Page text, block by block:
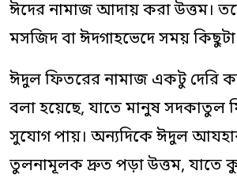
ঈদের নামাজ আদায় করা উত্তম।
মসজিদ বা ঈদগাহভেদে সময় কিছুটা
ঈদুল ফিতরের নামাজ একটু দেরি
বলা হয়েছে, যাতে মানুষ
সুযোগ পায়। অন্যদিকে ঈদুল
তুলনামূলক দ্রুত পড়া উত্তম, যাতে